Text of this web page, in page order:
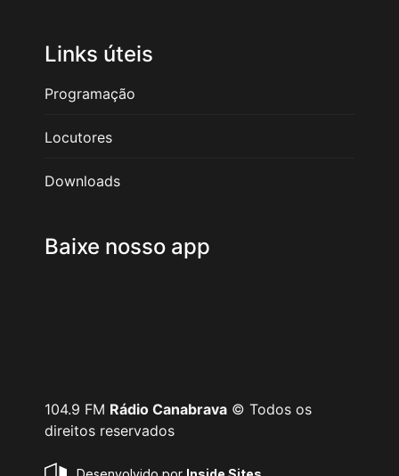
Links úteis
Programação
Locutores
Downloads
Baixe nosso app
104.9 FM Rádio Canabrava © Todos os
direitos reservados